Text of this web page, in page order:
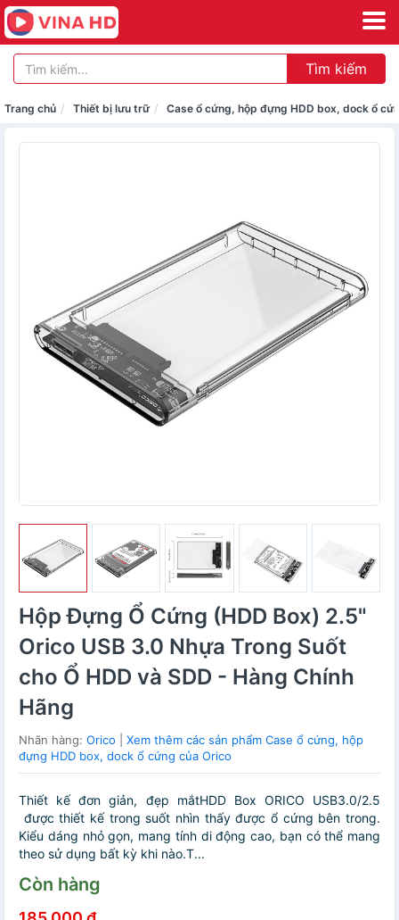
Tìm kiếm
Trang chủ Thiết bị lưu trữ Case ổ cứng, hộp đựng HDD box, dock ổ
Hộp Đựng Ổ Cứng (HDD Box) 2.5"
Orico USB 3.0 Nhựa Trong Suốt
cho Ổ HDD và SDD - Hàng Chính
Hãng
Nhãn hàng: Orico
Xem thêm các sản phẩm Case ổ cứng, hộp
đựng HDD box, dock ổ cứng của Orico
Thiết kế đơn giản, đẹp mắtHDD Box ORICO USB3.0/2.5
được thiết kế trong suốt nhìn thấy được ổ cứng bên trong.
Kiểu dáng nhỏ gọn, mang tính di động cao, bạn có thể mang
theo sử dụng bất kỳ khi nào.T...
Còn hàng